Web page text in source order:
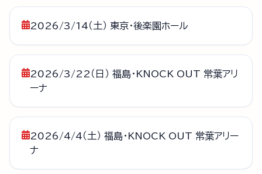
2026/3/14（土） 東京・後楽園ホール
2026/3/22（日） 福島・KNOCK OUT 常葉アリ
ーナ
2026/4/4（土） 福島・KNOCK OUT 常葉アリー
ナ